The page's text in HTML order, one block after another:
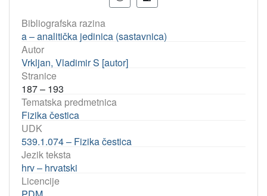
Bibliografska razina
a – analitička jedinica (sastavnica)
Autor
Vrkljan, Vladimir S [autor]
Stranice
187 – 193
Tematska predmetnica
Fizika čestica
UDK
539.1.074 – Fizika čestica
Jezik teksta
hrv – hrvatski
Licencije